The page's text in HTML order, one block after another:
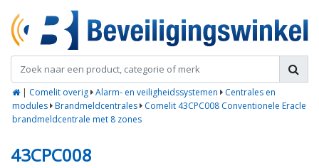
| Comelit overig Alarm- en veiligheidssystemen
Centrales en
modules Brandmeldcentrales
Comelit 43CPC008 Conventionele Eracle
brandmeldcentrale met 8 zones
43CPC008